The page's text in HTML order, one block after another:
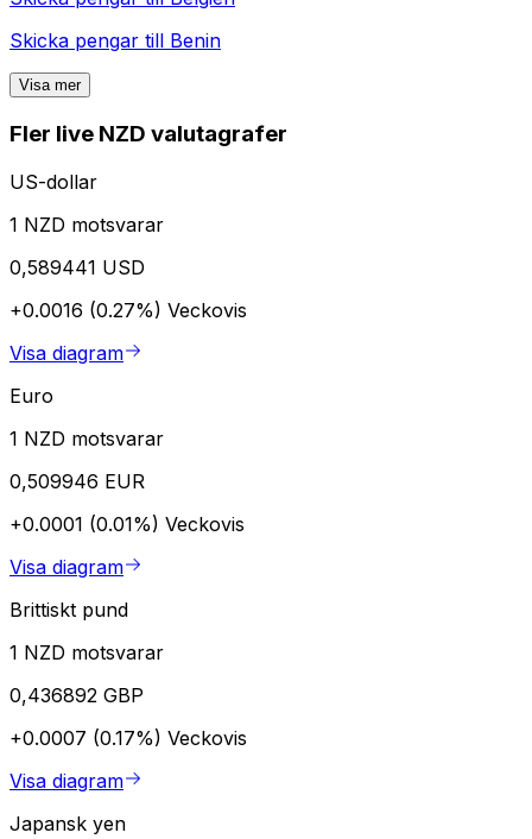
Skicka pengar till Benin
Visa mer
Fler live NZD valutagrafer
US-dollar
1 NZD motsvarar
0,589441 USD
+0.0016 (0.27%) Veckovis
Visa diagram
Euro
1 NZD motsvarar
0,509946 EUR
+0.0001 (0.01%) Veckovis
Visa diagram
Brittiskt pund
1 NZD motsvarar
0,436892 GBP
+0.0007 (0.17%) Veckovis
Visa diagram
Japansk yen